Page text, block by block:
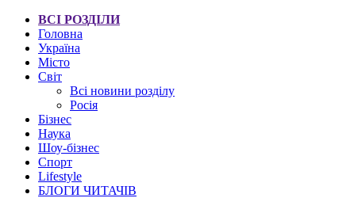
ВСІ РОЗДІЛИ
Головна
Україна
Місто
Світ
Всі новини розділу
Росія
Бізнес
Наука
Шоу-бізнес
Спорт
Lifestyle
БЛОГИ ЧИТАЧІВ